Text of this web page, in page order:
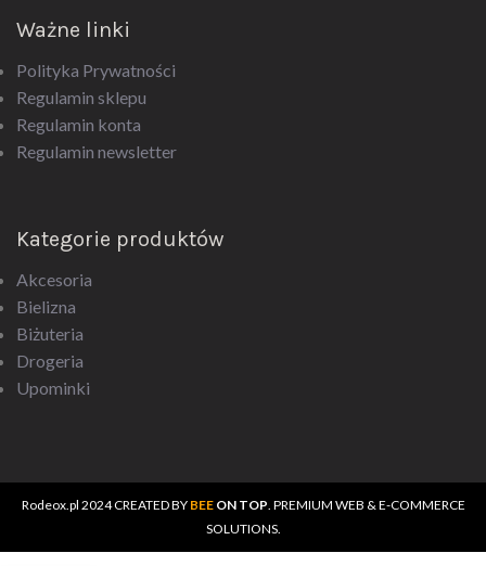
Ważne linki
Polityka Prywatności
Regulamin sklepu
Regulamin konta
Regulamin newsletter
Kategorie produktów
Akcesoria
Bielizna
Biżuteria
Drogeria
Upominki
Rodeox.pl 2024 CREATED BY BEEON TOP . PREMIUM WEB & E-COMMERCE
SOLUTIONS.